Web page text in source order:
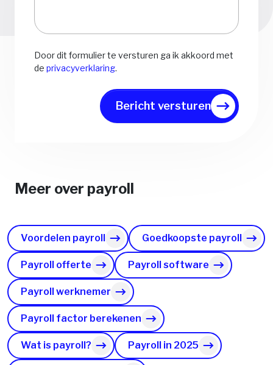
Door dit formulier te versturen ga ik akkoord met
de privacyverklaring.
Bericht versturen
Meer over payroll
Voordelen payroll Goedkoopste payroll
Payroll offerte Payroll software
Payroll werknemer
Payroll factor berekenen
Wat is payroll? Payroll in 2025